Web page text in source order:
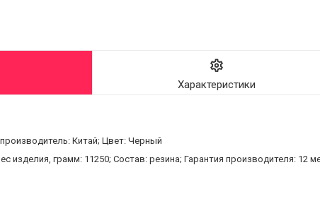
Характеристики
Китай; Цвет: Черный
изделия, грамм: 11250; Состав: резина; Гарантия производителя: 12